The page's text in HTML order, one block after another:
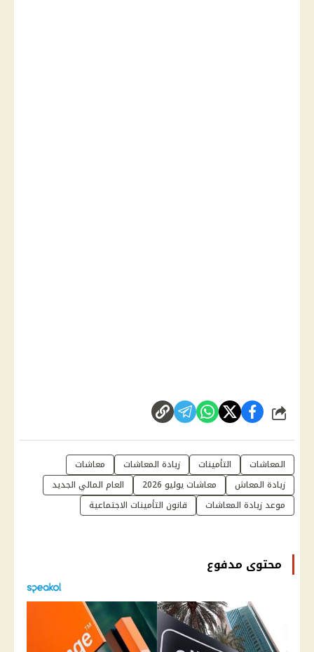
شارك
المعاشات التأمينات زيادة المعاشات
معاشات
زيادة المعاش
معاشات يوليو 2026
العام المالي الجديد
موعد زيادة المعاشات
قانون التأمينات الاجتماعية
محتوى مدفوع